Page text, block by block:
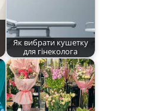
Як вибрати кушетку
для гінеколога